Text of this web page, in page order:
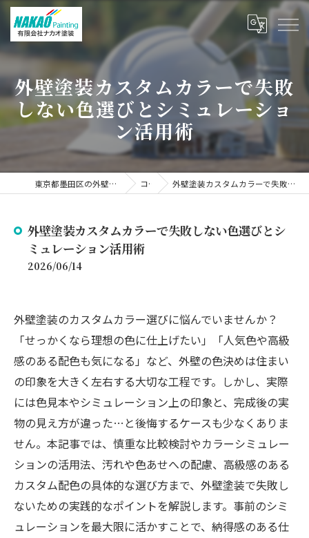
外壁塗装カスタムカラーで失敗
しない色選びとシミュレーショ
ン活用術
東京都墨田区の外壁塗装なら有限会社ナカオ塗装 コラム 外壁塗装カスタムカラーで失敗しない色選びとシミュレーション活用術
外壁塗装カスタムカラーで失敗しない色選びとシ
ミュレーション活用術
2026/06/14
外壁塗装のカスタムカラー選びに悩んでいませんか？
「せっかくなら理想の色に仕上げたい」「人気色や高級
感のある配色も気になる」など、外壁の色決めは住まい
の印象を大きく左右する大切な工程です。しかし、実際
には色見本やシミュレーション上の印象と、完成後の実
物の見え方が違った…と後悔するケースも少なくありま
せん。本記事では、慎重な比較検討やカラーシミュレー
ションの活用法、汚れや色あせへの配慮、高級感のある
カスタム配色の具体的な選び方まで、外壁塗装で失敗し
ないための実践的なポイントを解説します。事前のシミ
ュレーションを最大限に活かすことで、納得感のある仕